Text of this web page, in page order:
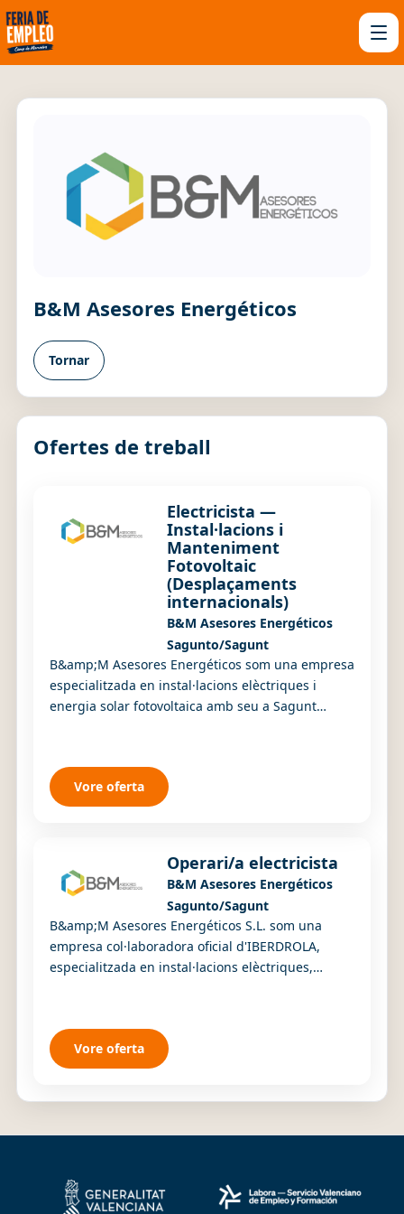
B&M Asesores Energéticos
Tornar
Ofertes de treball
Electricista —
Instal·lacions i
Manteniment
Fotovoltaic
(Desplaçaments
internacionals)
B&M Asesores Energéticos
Sagunto/Sagunt
B&amp;M Asesores Energéticos som una empresa
especialitzada en instal·lacions elèctriques i
energia solar fotovoltaica amb seu a Sagunt
Vore oferta
Operari/a electricista
B&M Asesores Energéticos
Sagunto/Sagunt
B&amp;M Asesores Energéticos S.L. som una
empresa col·laboradora oficial d'IBERDROLA,
especialitzada en instal·lacions elèctriques,
Vore oferta